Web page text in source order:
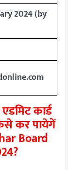
2024 (by
कार्ड
कर पायेगें
Board